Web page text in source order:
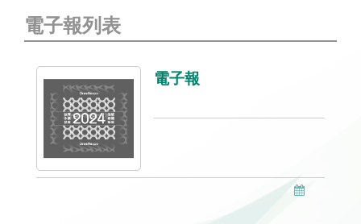
電子報列表
電子報